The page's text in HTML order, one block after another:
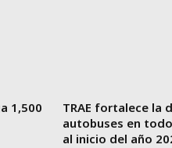
1,500
TRAE fortalece la
autobuses en
al inicio del año